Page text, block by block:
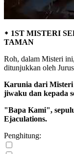
᛭ 1ST MISTERI
TAMAN
Roh, dalam Misteri
ditunjukkan oleh
Karunia dari Misteri
jiwaku dan kepada
"Bapa Kami",
Ejaculations.
Penghitung: